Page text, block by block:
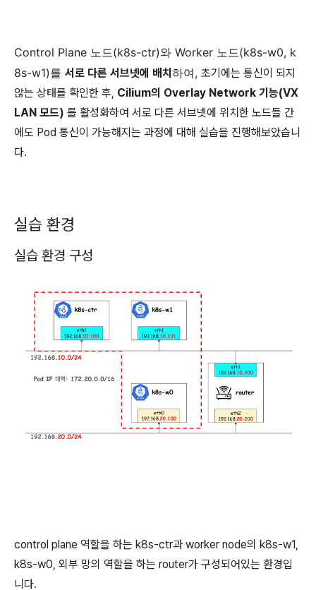
Control Plane 노드(k8s-ctr)와 Worker 노드(k8s-w0, k
8s-w1)를 서로 다른 서브넷에 배치 하여, 초기에는 통신이 되지
않는 상태를 확인한 후, Cilium의 Overlay Network 기능(VX
LAN 모드) 를 활성화하여 서로 다른 서브넷에 위치한 노드들 간
에도 Pod 통신이 가능해지는 과정에 대해 실습을 진행해보았습니
다.
실습 환경
실습 환경 구성
control plane 역할을 하는 k8s-ctr과 worker node의 k8s-w1,
k8s-w0, 외부 망의 역할을 하는 router가 구성되어있는 환경입
니다.